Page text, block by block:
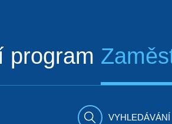
program
VYHLEDÁVÁNÍ